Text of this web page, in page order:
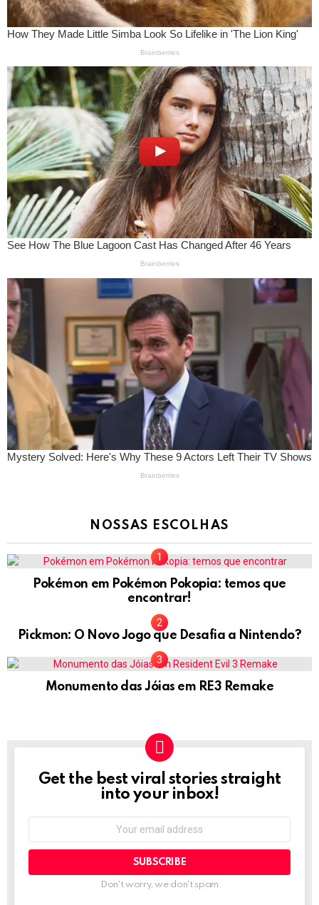
NOSSAS ESCOLHAS
Pokémon em Pokémon Pokopia: temos que
encontrar!
Pickmon: O Novo Jogo que Desafia a Nintendo?
Monumento das Jóias em RE3 Remake
NEWSLETTER
Get the best viral stories straight
into your inbox!
Don't worry, we don't spam